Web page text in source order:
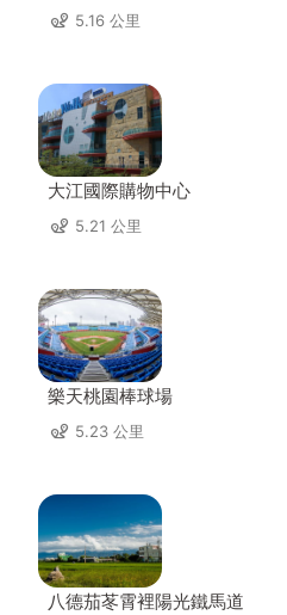
5.16 公里
大江國際購物中心
5.21 公里
樂天桃園棒球場
5.23 公里
八德茄苳霄裡陽光鐵馬道